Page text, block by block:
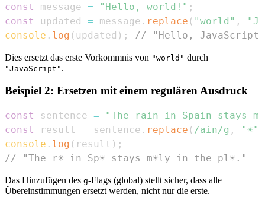
const message = "Hello, world!" ;
const
updated = message . replace ( "world" ,
console . log ( updated ) ; // "Hello,
Dies ersetzt das erste Vorkommnis von "world" durch
"JavaScript" .
Beispiel 2: Ersetzen mit einem regulären Ausdruck
const sentence =
"The rain in Spain stays
const
result = sentence . replace ( /ain/g , "☀️"
console . log ( result ) ;
// "The r☀️ in Sp☀️ stays m☀️ly in the pl☀️."
Das Hinzufügen des g-Flags (global) stellt sicher, dass alle
Übereinstimmungen ersetzt werden, nicht nur die erste.